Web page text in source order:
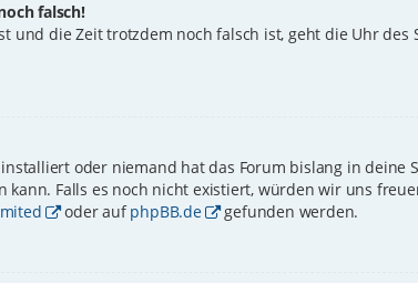
falsch!
die Zeit trotzdem noch falsch ist, geht die Uhr des
oder niemand hat das Forum bislang in deine
Falls es noch nicht existiert, würden wir uns
oder aufphpBB.de gefunden werden.